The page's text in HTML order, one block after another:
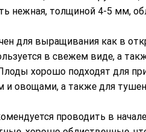
нежная, толщиной 4-5 мм,
для выращивания как в
в свежем виде, а
хорошо подходят для
овощами, а также для
проводить в